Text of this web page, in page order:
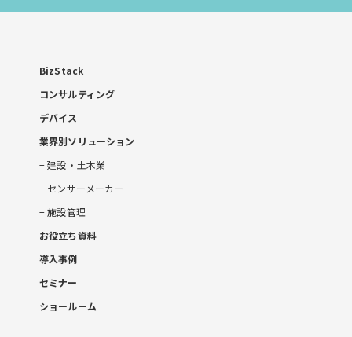
合
BizStack
コンサルティング
デバイス
業界別ソリューション
建設・土木業
センサーメーカー
施設管理
お役立ち資料
導入事例
セミナー
ショールーム